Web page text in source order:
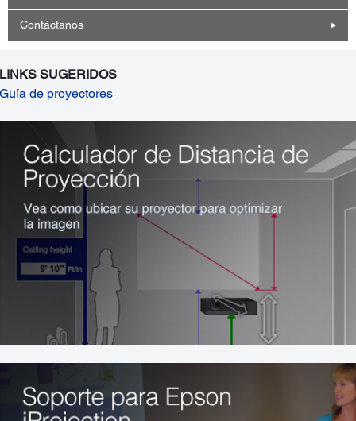
Contáctanos
LINKS SUGERIDOS
Guía de proyectores